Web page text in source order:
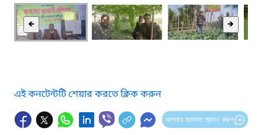
🡸 🡺
এই কনটেন্টটি শেয়ার করতে ক্লিক করুন
আপনার মতামত প্রদান করুন